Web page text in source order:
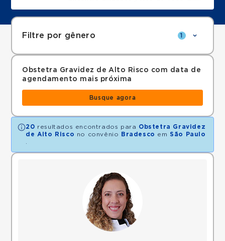
Filtre por gênero 1
Obstetra Gravidez de Alto Risco com data de
agendamento mais próxima
Busque agora
20 resultados encontrados para Obstetra Gravidez
de Alto Risco no convênio Bradesco em São Paulo